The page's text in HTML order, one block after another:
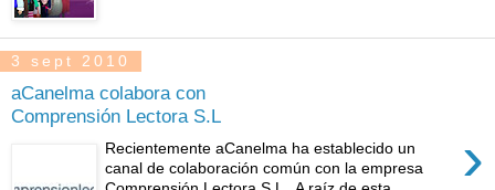
3 sept 2010
aCanelma colabora con
Comprensión Lectora S.L
›
Recientemente aCanelma ha establecido un
canal de colaboración común con la empresa